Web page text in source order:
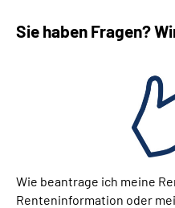
Sie haben Fragen?
Wie beantrage ich meine
Renteninformation oder